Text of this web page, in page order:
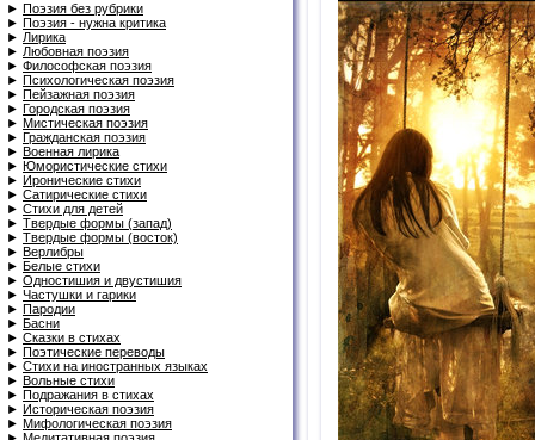
► Поэзия без рубрики
► Поэзия - нужна критика
► Лирика
► Любовная поэзия
► Философская поэзия
► Психологическая поэзия
► Пейзажная поэзия
► Городская поэзия
► Мистическая поэзия
► Гражданская поэзия
► Военная лирика
► Юмористические стихи
► Иронические стихи
► Сатирические стихи
► Стихи для детей
► Твердые формы (запад)
► Твердые формы (восток)
► Верлибры
► Белые стихи
► Одностишия и двустишия
► Частушки и гарики
► Пародии
► Басни
► Сказки в стихах
► Поэтические переводы
► Стихи на иностранных языках
► Вольные стихи
► Подражания в стихах
► Историческая поэзия
► Мифологическая поэзия